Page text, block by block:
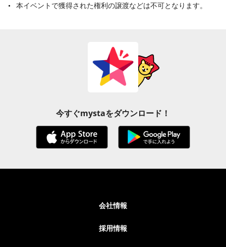
本イベントで獲得された権利の譲渡などは不可となります。
今すぐmystaをダウンロード！
会社情報
採用情報